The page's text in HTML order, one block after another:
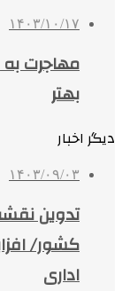
۱۴۰۳/۱۰/۱۷
مهاجرت
بهتر
دیگر اخبار
۱۴۰۳/۰۹/۰۳
تدوین
کشور/
اداری